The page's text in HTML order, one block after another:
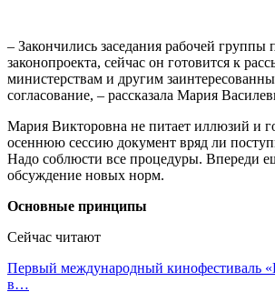
– Закончились заседания рабочей группы
законопроекта, сейчас он готовится к
министерствам и другим
согласование, – рассказала Мария
Мария Викторовна не питает иллюзий и
осеннюю сессию документ вряд ли
Надо соблюсти все процедуры. Впереди
обсуждение новых норм.
Основные принципы
Сейчас читают
Первый международный кинофестиваль
в…